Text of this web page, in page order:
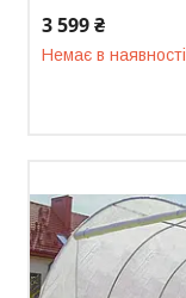
3 599 ₴
Немає в наявності